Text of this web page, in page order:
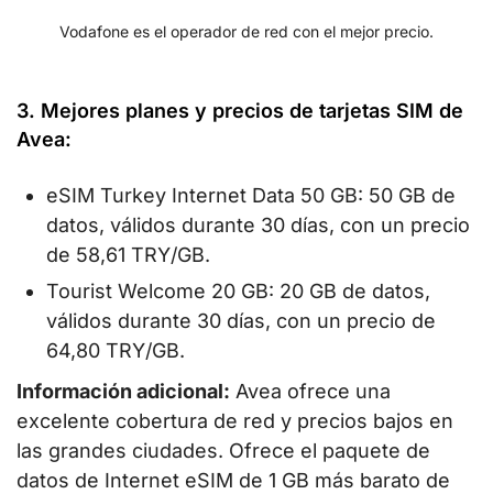
Vodafone es el operador de red con el mejor precio.
3. Mejores planes y precios de tarjetas SIM de
Avea:
eSIM Turkey Internet Data 50 GB: 50 GB de
datos, válidos durante 30 días, con un precio
de 58,61 TRY/GB.
Tourist Welcome 20 GB: 20 GB de datos,
válidos durante 30 días, con un precio de
64,80 TRY/GB.
Información adicional: Avea ofrece una
excelente cobertura de red y precios bajos en
las grandes ciudades. Ofrece el paquete de
datos de Internet eSIM de 1 GB más barato de